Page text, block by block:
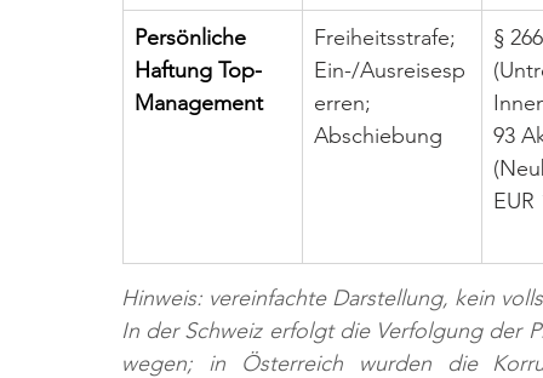
Persönliche
Haftung Top-
Management
Freiheitsstrafe;
Ein-/Ausreisesp
erren;
Abschiebung
§
93
Hinweis: vereinfachte Darstellung, kein
In der Schweiz erfolgt die Verfolgung der
wegen; in Österreich wurden die